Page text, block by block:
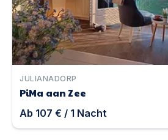
JULIANADORP
PiMa aan Zee
Ab 107 € / 1 Nacht